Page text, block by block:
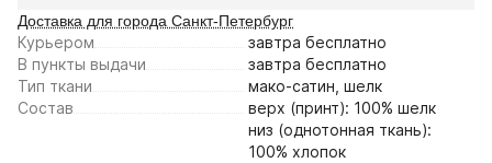
Доставка для города Санкт-Петербург
Курьером завтра бесплатно
В пункты выдачи
завтра бесплатно
Тип ткани
мако-сатин, шелк
Состав
верх (принт): 100% шелк
низ (однотонная ткань):
100% хлопок